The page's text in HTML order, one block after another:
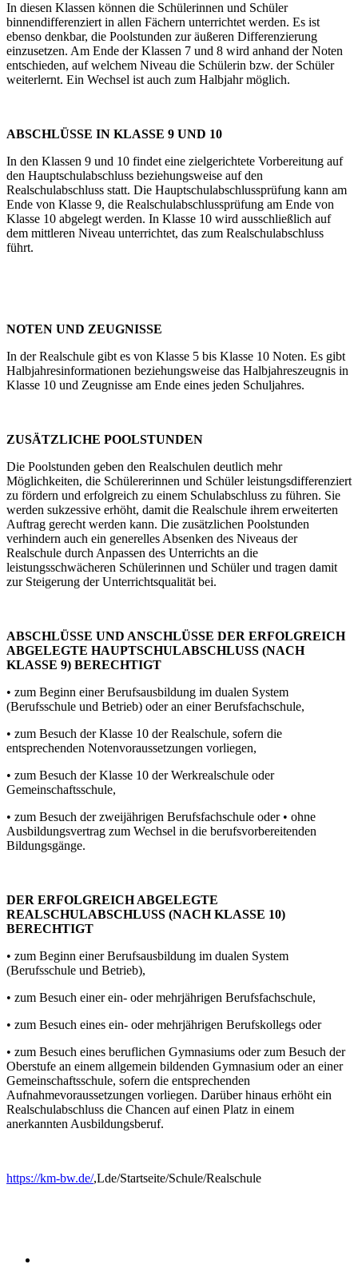
In diesen Klassen können die Schülerinnen und Schüler
binnendifferenziert in allen Fächern unterrichtet werden. Es ist
ebenso denkbar, die Poolstunden zur äußeren Differenzierung
einzusetzen. Am Ende der Klassen 7 und 8 wird anhand der Noten
entschieden, auf welchem Niveau die Schülerin bzw. der Schüler
weiterlernt. Ein Wechsel ist auch zum Halbjahr möglich.
ABSCHLÜSSE IN KLASSE 9 UND 10
In den Klassen 9 und 10 findet eine zielgerichtete Vorbereitung auf
den Hauptschulabschluss beziehungsweise auf den
Realschulabschluss statt. Die Hauptschulabschlussprüfung kann am
Ende von Klasse 9, die Realschulabschlussprüfung am Ende von
Klasse 10 abgelegt werden. In Klasse 10 wird ausschließlich auf
dem mittleren Niveau unterrichtet, das zum Realschulabschluss
führt.
NOTEN UND ZEUGNISSE
In der Realschule gibt es von Klasse 5 bis Klasse 10 Noten. Es gibt
Halbjahresinformationen beziehungsweise das Halbjahreszeugnis in
Klasse 10 und Zeugnisse am Ende eines jeden Schuljahres.
ZUSÄTZLICHE POOLSTUNDEN
Die Poolstunden geben den Realschulen deutlich mehr
Möglichkeiten, die Schülererinnen und Schüler leistungsdifferenziert
zu fördern und erfolgreich zu einem Schulabschluss zu führen. Sie
werden sukzessive erhöht, damit die Realschule ihrem erweiterten
Auftrag gerecht werden kann. Die zusätzlichen Poolstunden
verhindern auch ein generelles Absenken des Niveaus der
Realschule durch Anpassen des Unterrichts an die
leistungsschwächeren Schülerinnen und Schüler und tragen damit
zur Steigerung der Unterrichtsqualität bei.
ABSCHLÜSSE UND ANSCHLÜSSE DER ERFOLGREICH
ABGELEGTE HAUPTSCHULABSCHLUSS (NACH
KLASSE 9) BERECHTIGT
• zum Beginn einer Berufsausbildung im dualen System
(Berufsschule und Betrieb) oder an einer Berufsfachschule,
• zum Besuch der Klasse 10 der Realschule, sofern die
entsprechenden Notenvoraussetzungen vorliegen,
• zum Besuch der Klasse 10 der Werkrealschule oder
Gemeinschaftsschule,
• zum Besuch der zweijährigen Berufsfachschule oder • ohne
Ausbildungsvertrag zum Wechsel in die berufsvorbereitenden
Bildungsgänge.
DER ERFOLGREICH ABGELEGTE
REALSCHULABSCHLUSS (NACH KLASSE 10)
BERECHTIGT
• zum Beginn einer Berufsausbildung im dualen System
(Berufsschule und Betrieb),
• zum Besuch einer ein- oder mehrjährigen Berufsfachschule,
• zum Besuch eines ein- oder mehrjährigen Berufskollegs oder
• zum Besuch eines beruflichen Gymnasiums oder zum Besuch der
Oberstufe an einem allgemein bildenden Gymnasium oder an einer
Gemeinschaftsschule, sofern die entsprechenden
Aufnahmevoraussetzungen vorliegen. Darüber hinaus erhöht ein
Realschulabschluss die Chancen auf einen Platz in einem
anerkannten Ausbildungsberuf.
https://km-bw.de/,Lde/Startseite/Schule/Realschule